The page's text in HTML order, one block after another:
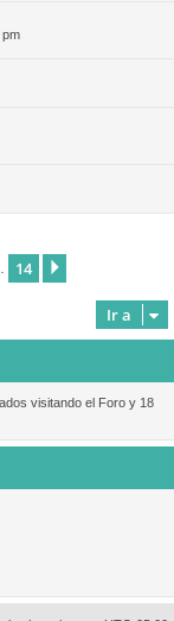
pm
14
Ir a
visitando el Foro y 18